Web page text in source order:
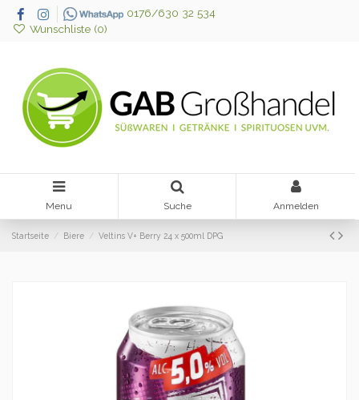
0176/630 32 534
Wunschliste (0)
Menu Suche Anmelden
Startseite Biere Veltins V+ Berry 24 x 500ml DPG